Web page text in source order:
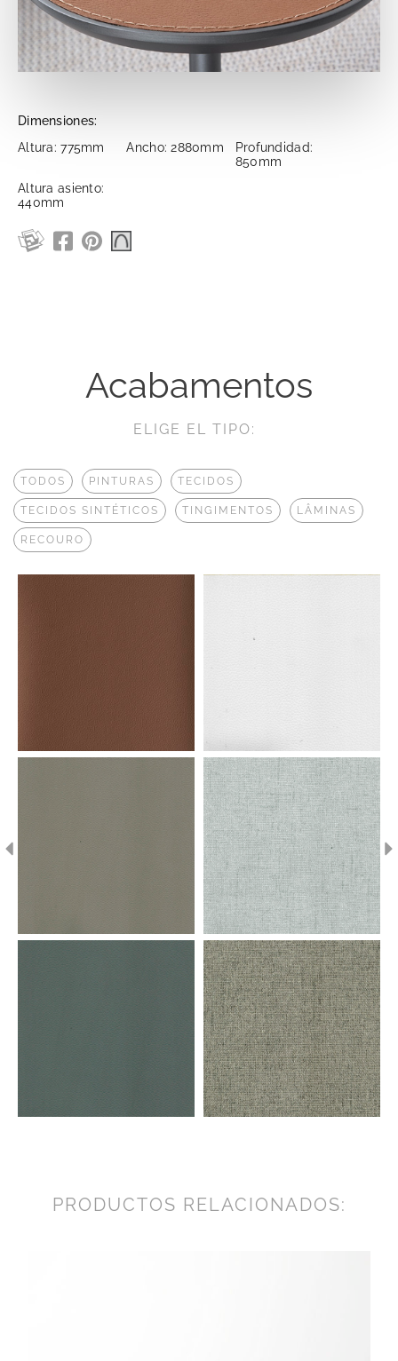
Dimensiones:
Altura: 775mm
Ancho: 2880mm
Profundidad:
850mm
Altura asiento:
440mm
Acabamentos
ELIGE EL TIPO:
TODOS PINTURAS TECIDOS
TECIDOS SINTÉTICOS TINGIMENTOS LÂMINAS
RECOURO
PRODUCTOS RELACIONADOS: